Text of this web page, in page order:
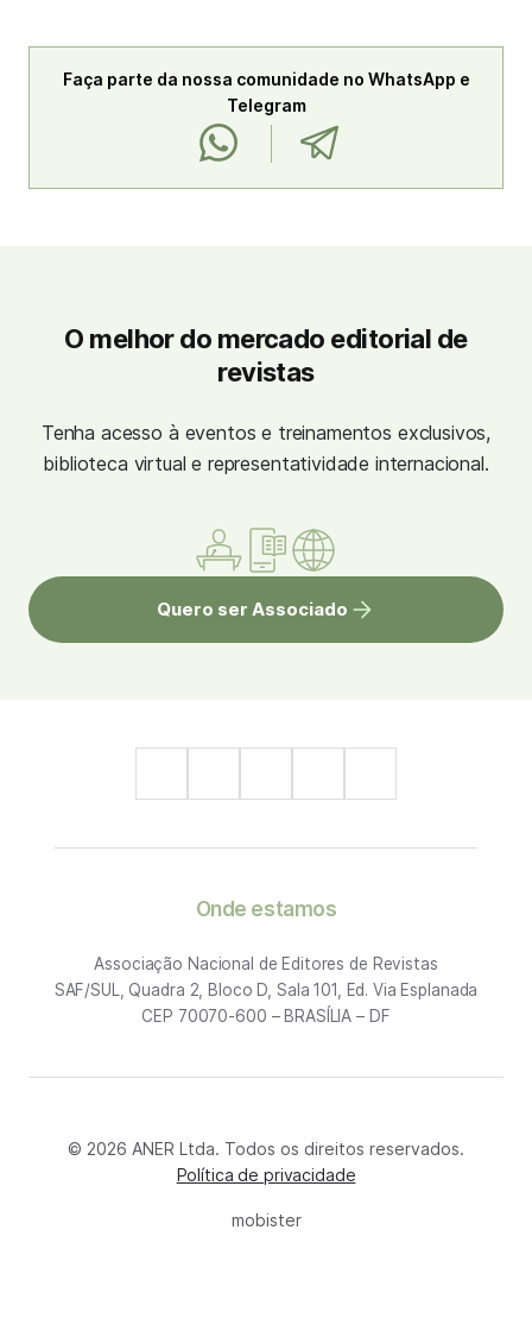
Faça parte da nossa comunidade no WhatsApp e
Telegram
O melhor do mercado editorial de
revistas
Tenha acesso à eventos e treinamentos exclusivos,
biblioteca virtual e representatividade internacional.
Quero ser Associado
Onde estamos
Associação Nacional de Editores de Revistas
SAF/SUL, Quadra 2, Bloco D, Sala 101, Ed. Via Esplanada
CEP 70070-600 – BRASÍLIA – DF
© 2026 ANER Ltda. Todos os direitos reservados.
Política de privacidade
mobister